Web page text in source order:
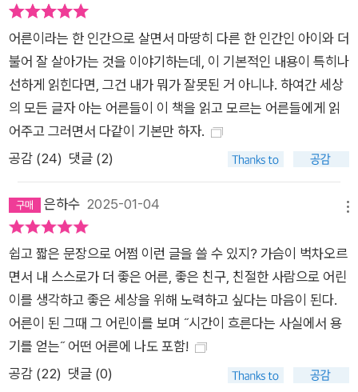
다보고 살아도 곤란하지만 결코 잊으면 안 된다. 내 삶은 단절되
지 않았기 때문이다. - 293~294쪽 동심에 대한 오해는 어린이
와 어른의 세계를 떼어놓는다. 동심을 아름답고 순수한 것으로 찬
미하거나 철없는 생각으로 치부하면서 어른에게는 없는 것, 어린
이만 가진 것으로 바라볼 때 어린이는 대상화될 수밖에 없고 삶의
연속성은 보이지 않게 된다. 작가는 어린이, 청소년, 어른으로 이
어지는 3부 구성을 통해 동심이 살아가는 동안 어떻게 모습을 바
나가기도 하면서 인생을 어떻게 이끌어 가는지 공들여 묘사한다.
흔히 어린이와 어른 사이에 있다고 여겨지는 청소년기의 경험과
름도 얼굴도 기억이 안 나는데, 언니의 노래가 시작된 순간 우리
를 감싼 분위기는 생생하게 기억한다. 그렇게 아름다운 순간은 누
구도 잊을 수 없는 법이다. 자신은 잊었다고 생각할지라도 몸 한
구석에 영원히 새겨져서 못난 것을 덜 미워하거나 고운 것을 더
좋아하게 만드는 일을 부지런히 수행하고 있을 것이다. 우리 모두
열일곱 살, 열여덟 살이었으니 그런 기관이 생기는 건 전혀 이상
어른이라는 한 인간으로 살면서 마땅히 다른 한 인간인 아이와 더
불어 잘 살아가는 것을 이야기하는데, 이 기본적인 내용이 특히나
선하게 읽힌다면, 그건 내가 뭐가 잘못된 거 아니냐. 하여간 세상
의 모든 글자 아는 어른들이 이 책을 읽고 모르는 어른들에게 읽
어주고 그러면서 다같이 기본만 하자.
공감 (24) 댓글 (2)
은하수 2025-01-04
쉽고 짧은 문장으로 어쩜 이런 글을 쓸 수 있지? 가슴이 벅차오르
면서 내 스스로가 더 좋은 어른, 좋은 친구, 친절한 사람으로 어린
이를 생각하고 좋은 세상을 위해 노력하고 싶다는 마음이 된다.
어른이 된 그때 그 어린이를 보며 ˝시간이 흐른다는 사실에서 용
기를 얻는˝ 어떤 어른에 나도 포함!
공감 (22) 댓글 (0)